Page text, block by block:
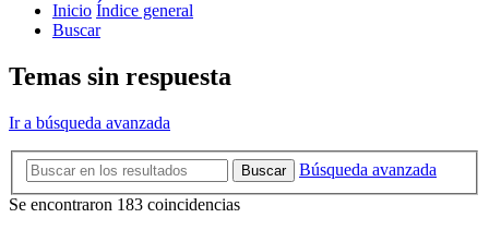
Inicio Índice general
Buscar
Temas sin respuesta
Ir a búsqueda avanzada
Buscar
Búsqueda avanzada
Se encontraron 183 coincidencias